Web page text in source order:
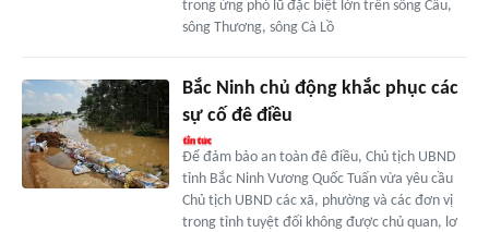
trong ứng phó lũ đặc biệt lớn trên sông Cầu,
sông Thương, sông Cà Lồ
Bắc Ninh chủ động khắc phục các
sự cố đê điều
Để đảm bảo an toàn đê điều, Chủ tịch UBND
tỉnh Bắc Ninh Vương Quốc Tuấn vừa yêu cầu
Chủ tịch UBND các xã, phường và các đơn vị
trong tỉnh tuyệt đối không được chủ quan, lơ